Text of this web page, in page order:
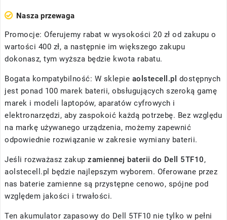
Nasza przewaga
Promocje: Oferujemy rabat w wysokości 20 zł od zakupu o
wartości 400 zł, a następnie im większego zakupu
dokonasz, tym wyższa będzie kwota rabatu.
Bogata kompatybilność: W sklepie aolstecell.pl dostępnych
jest ponad 100 marek baterii, obsługujących szeroką gamę
marek i modeli laptopów, aparatów cyfrowych i
elektronarzędzi, aby zaspokoić każdą potrzebę. Bez względu
na markę używanego urządzenia, możemy zapewnić
odpowiednie rozwiązanie w zakresie wymiany baterii.
Jeśli rozważasz zakup zamiennej baterii do Dell 5TF10,
aolstecell.pl będzie najlepszym wyborem. Oferowane przez
nas baterie zamienne są przystępne cenowo, spójne pod
względem jakości i trwałości.
Ten akumulator zapasowy do Dell 5TF10 nie tylko w pełni